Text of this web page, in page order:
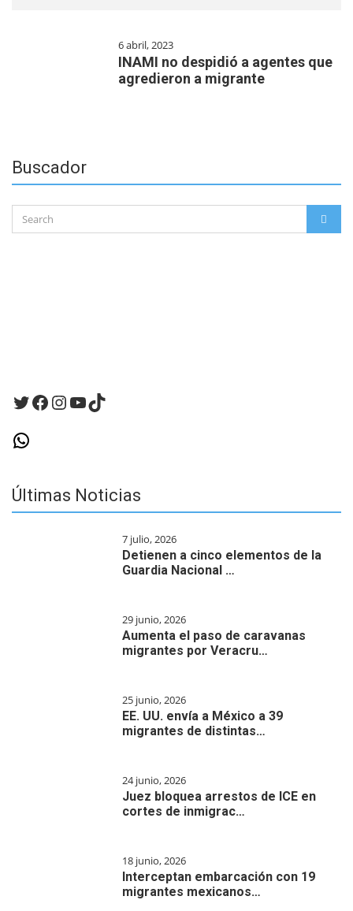
6 abril, 2023
INAMI no despidió a agentes que
agredieron a migrante
Buscador
Search
for:
Twitter
Facebook
Instagram
YouTube
TikTok
WhatsApp
Últimas Noticias
7 julio, 2026
Detienen a cinco elementos de la
Guardia Nacional …
29 junio, 2026
Aumenta el paso de caravanas
migrantes por Veracru…
25 junio, 2026
EE. UU. envía a México a 39
migrantes de distintas…
24 junio, 2026
Juez bloquea arrestos de ICE en
cortes de inmigrac…
18 junio, 2026
Interceptan embarcación con 19
migrantes mexicanos…